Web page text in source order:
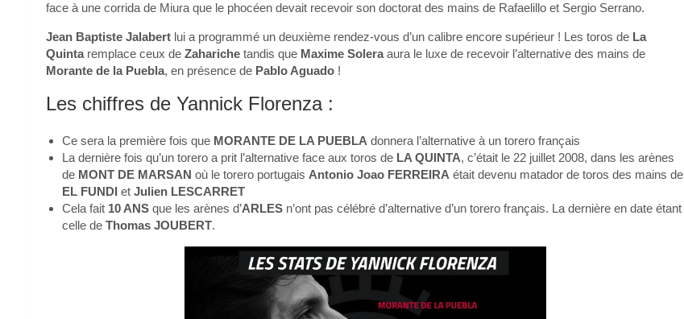
face à une corrida de Miura que le phocéen devait recevoir son doctorat des mains de Rafaelillo et Sergio Serrano.
Jean Baptiste Jalabert lui a programmé un deuxième rendez-vous d’un calibre encore supérieur ! Les toros de La
Quinta remplace ceux de Zahariche tandis que Maxime Soleraaura le luxe de recevoir l’alternative des mains de
Morante de la Puebla, en présence de Pablo Aguado !
Les chiffres de Yannick Florenza :
Ce sera la première fois que MORANTE DE LA PUEBLA donnera l’alternative à un torero français
La dernière fois qu’un torero a prit l’alternative face aux toros de LA QUINTA, c’était le 22 juillet 2008, dans les arènes
de MONT DE MARSAN où le torero portugais Antonio Joao FERREIRA était devenu matador de toros des mains de
EL FUNDI et Julien LESCARRET
Cela fait 10 ANS que les arènes d’ARLES n’ont pas célébré d’alternative d’un torero français. La dernière en date étant
celle de Thomas JOUBERT.